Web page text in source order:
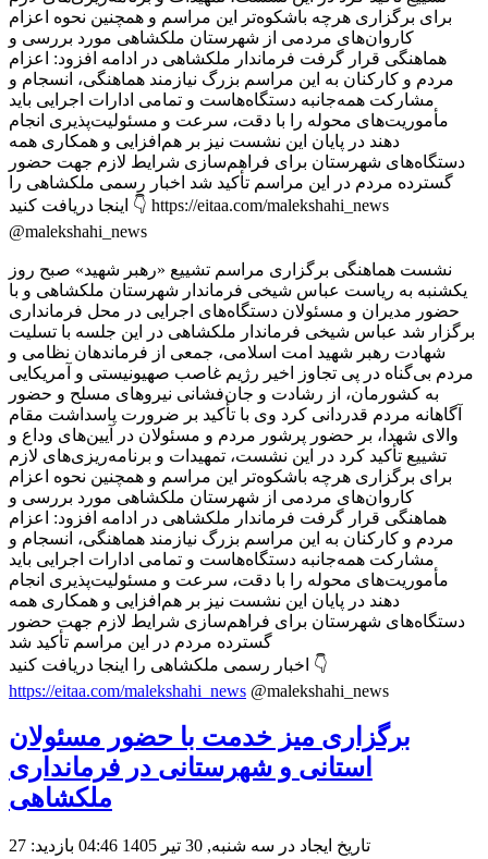
نشست هماهنگی برگزاری مراسم تشییع «رهبر شهید» صبح روز
یکشنبه به ریاست عباس شیخی فرماندار شهرستان ملکشاهی و با
حضور مدیران و مسئولان دستگاه‌های اجرایی در محل فرمانداری
برگزار شد عباس شیخی فرماندار ملکشاهی در این جلسه با تسلیت
شهادت رهبر شهید امت اسلامی، جمعی از فرماندهان نظامی و
مردم بی‌گناه در پی تجاوز اخیر رژیم غاصب صهیونیستی و آمریکایی
به کشورمان، از رشادت و جان‌فشانی نیروهای مسلح و حضور
آگاهانه مردم قدردانی کرد وی با تأکید بر ضرورت پاسداشت مقام
والای شهدا، بر حضور پرشور مردم و مسئولان در آیین‌های وداع و
تشییع تأکید کرد در این نشست، تمهیدات و برنامه‌ریزی‌های لازم
برای برگزاری هرچه باشکوه‌تر این مراسم و همچنین نحوه اعزام
کاروان‌های مردمی از شهرستان ملکشاهی مورد بررسی و
هماهنگی قرار گرفت فرماندار ملکشاهی در ادامه افزود: اعزام
مردم و کارکنان به این مراسم بزرگ نیازمند هماهنگی، انسجام و
مشارکت همه‌جانبه دستگاه‌هاست و تمامی ادارات اجرایی باید
مأموریت‌های محوله را با دقت، سرعت و مسئولیت‌پذیری انجام
دهند در پایان این نشست نیز بر هم‌افزایی و همکاری همه
دستگاه‌های شهرستان برای فراهم‌سازی شرایط لازم جهت حضور
گسترده مردم در این مراسم تأکید شد
اخبار رسمی ملکشاهی را اینجا دریافت کنید 👇
https://eitaa.com/malekshahi_news @malekshahi_news
برگزاری میز خدمت با حضور مسئولان
استانی و شهرستانی در فرمانداری
ملکشاهی
تاریخ ایجاد در سه شنبه, 30 تیر 1405 04:46 بازدید: 27